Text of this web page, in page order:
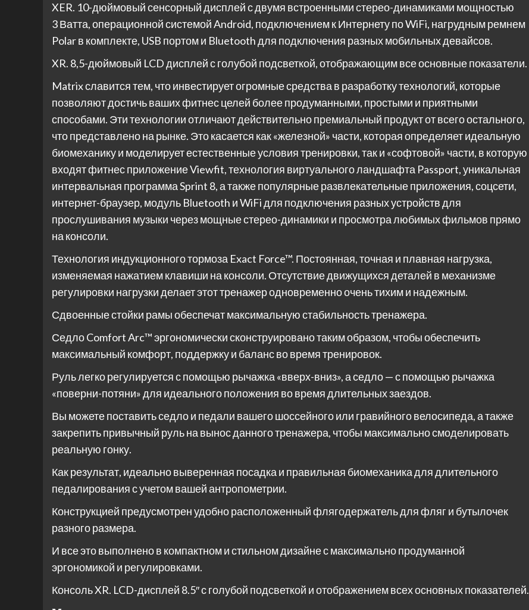
XER. 10-дюймовый сенсорный дисплей с двумя встроенными стерео-динамиками мощностью
3 Ватта, операционной системой Android, подключением к Интернету по WiFi, нагрудным ремнем
Polar в комплекте, USB портом и Bluetooth для подключения разных мобильных девайсов.
XR. 8,5-дюймовый LCD дисплей с голубой подсветкой, отображающим все основные показатели.
Matrix славится тем, что инвестирует огромные средства в разработку технологий, которые
позволяют достичь ваших фитнес целей более продуманными, простыми и приятными
способами. Эти технологии отличают действительно премиальный продукт от всего остального,
что представлено на рынке. Это касается как «железной» части, которая определяет идеальную
биомеханику и моделирует естественные условия тренировки, так и «софтовой» части, в которую
входят фитнес приложение Viewfit, технология виртуального ландшафта Passport, уникальная
интервальная программа Sprint 8, а также популярные развлекательные приложения, соцсети,
интернет-браузер, модуль Bluetooth и WiFi для подключения разных устройств для
прослушивания музыки через мощные стерео-динамики и просмотра любимых фильмов прямо
на консоли.
Технология индукционного тормоза Exact Force™. Постоянная, точная и плавная нагрузка,
изменяемая нажатием клавиши на консоли. Отсутствие движущихся деталей в механизме
регулировки нагрузки делает этот тренажер одновременно очень тихим и надежным.
Сдвоенные стойки рамы обеспечат максимальную стабильность тренажера.
Седло Comfort Arc™ эргономически сконструировано таким образом, чтобы обеспечить
максимальный комфорт, поддержку и баланс во время тренировок.
Руль легко регулируется с помощью рычажка «вверх-вниз», а седло — с помощью рычажка
«поверни-потяни» для идеального положения во время длительных заездов.
Вы можете поставить седло и педали вашего шоссейного или гравийного велосипеда, а также
закрепить привычный руль на вынос данного тренажера, чтобы максимально смоделировать
реальную гонку.
Как результат, идеально выверенная посадка и правильная биомеханика для длительного
педалирования с учетом вашей антропометрии.
Конструкцией предусмотрен удобно расположенный флягодержатель для фляг и бутылочек
разного размера.
И все это выполнено в компактном и стильном дизайне с максимально продуманной
эргономикой и регулировками.
Консоль XR. LCD-дисплей 8.5″ с голубой подсветкой и отображением всех основных показателей.